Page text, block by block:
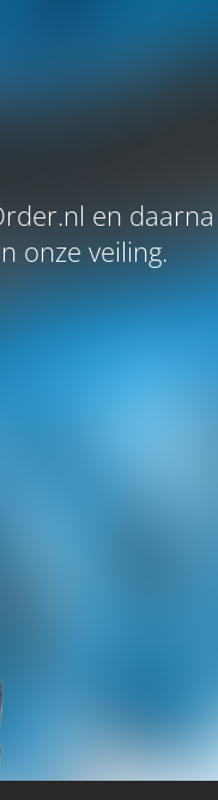
en daarna
onze veiling.